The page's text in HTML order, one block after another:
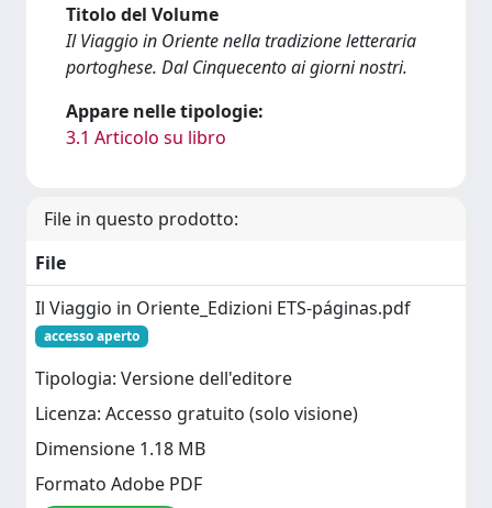
Titolo del Volume
Il Viaggio in Oriente nella tradizione letteraria
portoghese. Dal Cinquecento ai giorni nostri.
Appare nelle tipologie:
3.1 Articolo su libro
File in questo prodotto:
File
Il Viaggio in Oriente_Edizioni ETS-páginas.pdf
accesso aperto
Tipologia: Versione dell'editore
Licenza: Accesso gratuito (solo visione)
Dimensione 1.18 MB
Formato Adobe PDF